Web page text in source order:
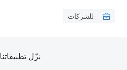
للشركات
نزّل تطبيقاتنا